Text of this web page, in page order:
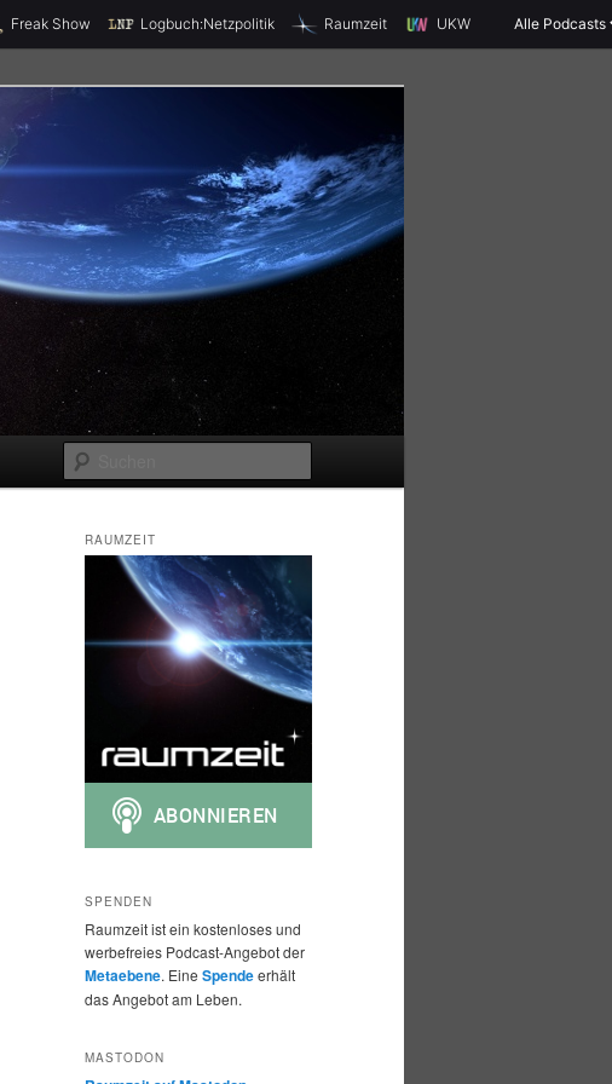
Freak Show Logbuch:Netzpolitik Raumzeit UKW Alle Podcasts
u
RAUMZEIT
SPENDEN
Raumzeit ist ein kostenloses und
werbefreies Podcast-Angebot der
Metaebene. Eine Spendeerhält
das Angebot am Leben.
MASTODON